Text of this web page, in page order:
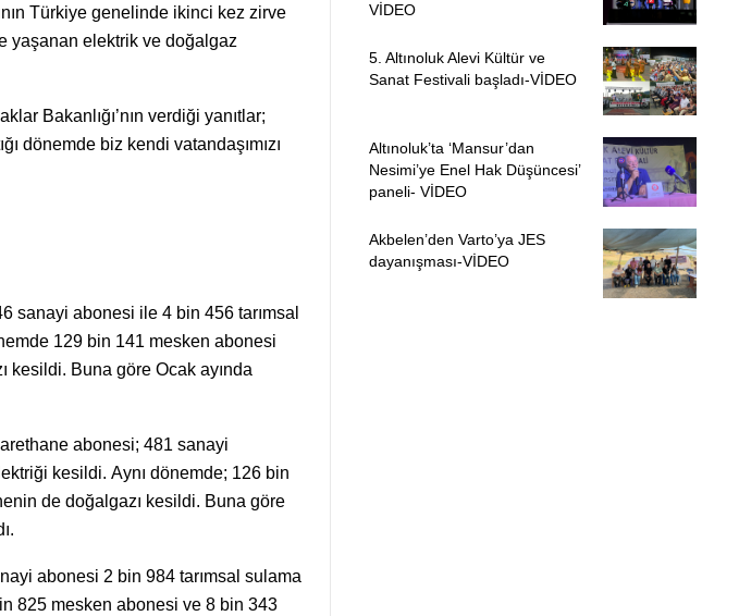
Türkiye genelinde ikinci kez zirve
yaşanan elektrik ve doğalgaz
Bakanlığı’nın verdiği yanıtlar;
dönemde biz kendi vatandaşımızı
sanayi abonesi ile 4 bin 456 tarımsal
129 bin 141 mesken abonesi
kesildi. Buna göre Ocak ayında
abonesi; 481 sanayi
kesildi. Aynı dönemde; 126 bin
de doğalgazı kesildi. Buna göre
abonesi 2 bin 984 tarımsal sulama
825 mesken abonesi ve 8 bin 343
VİDEO
5. Altınoluk Alevi Kültür ve
Sanat Festivali başladı-VİDEO
Altınoluk’ta ‘Mansur’dan
Nesimi’ye Enel Hak Düşüncesi’
paneli- VİDEO
Akbelen’den Varto’ya JES
dayanışması-VİDEO